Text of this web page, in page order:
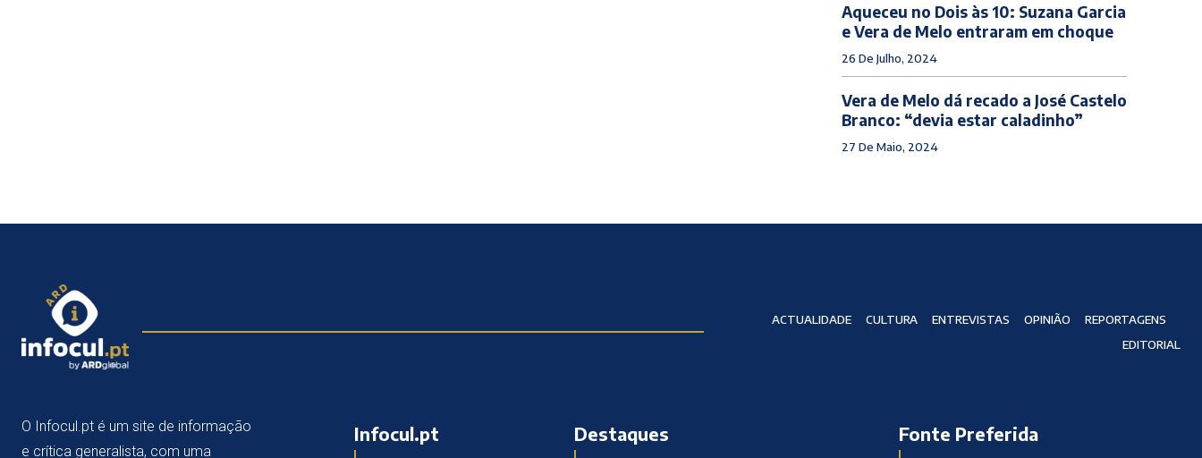
Aqueceu no Dois às 10: Suzana Garcia
e Vera de Melo entraram em choque
26 De Julho, 2024
Vera de Melo dá recado a José Castelo
Branco: “devia estar caladinho”
27 De Maio, 2024
ACTUALIDADE CULTURA ENTREVISTAS OPINIÃO
REPORTAGENS
EDITORIAL
O Infocul.pt é um site de informação
e crítica generalista, com uma
Infocul.pt Destaques Fonte Preferida